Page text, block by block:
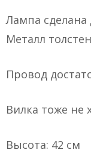
Лампа
Металл
Провод
Вилка тоже не
Высота: 42 см